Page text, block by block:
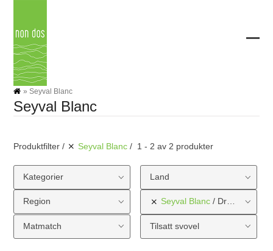
content
»Seyval Blanc
Seyval Blanc
Produktfilter Seyval Blanc 1 - 2 av 2 produkter
Kategorier Land
Region Seyval Blanc Druetype
Matmatch Tilsatt svovel